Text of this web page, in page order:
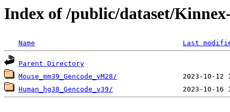
Index of /public/dataset/
Name Last
Parent Directory
Mouse_mm39_Gencode_vM28/
Human_hg38_Gencode_v39/